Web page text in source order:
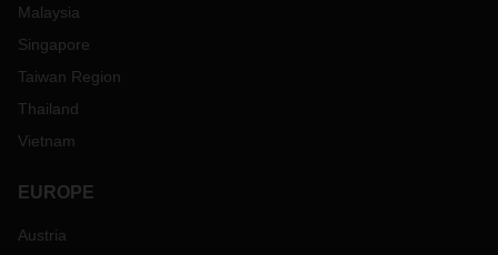
Malaysia
Singapore
Taiwan Region
Thailand
Vietnam
EUROPE
Austria